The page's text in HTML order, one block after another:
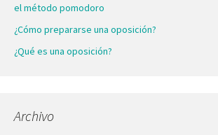
el método pomodoro
¿Cómo prepararse una oposición?
¿Qué es una oposición?
Archivo